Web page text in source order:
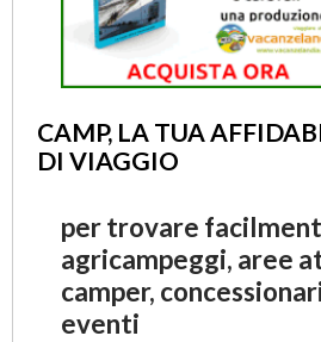
CAMP, LA TUA
DI VIAGGIO
per trovare
agricampeggi, aree
camper,
eventi